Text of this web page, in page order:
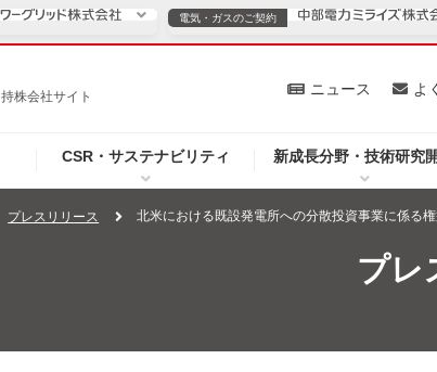
持株会社サイト
CSR・サステナビリティ 新成長分野・技術研究
ニュース よ
ご案内
電気・ガスのご契約
電気・ガスのご契約
個人のお客さま
プレスリリース 北米における既設発電所への分散投資事業に係る
プレ